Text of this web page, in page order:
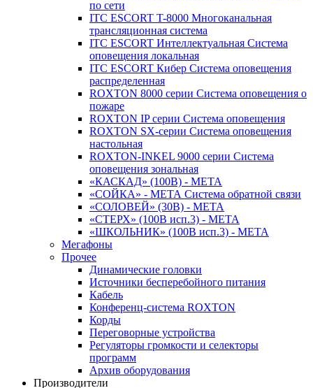
по сети
ITC ESCORT T-8000 Многоканальная
трансляционная система
ITC ESCORT Интеллектуальная Система
оповещения локальная
ITC ESCORT Кибер Система оповещения
распределенная
ROXTON 8000 серии Система оповещения о
пожаре
ROXTON IP серии Система оповещения
ROXTON SX-серии Система оповещения
настольная
ROXTON-INKEL 9000 серии Система
оповещения зональная
«КАСКАД» (100В) - МЕТА
«СОЙКА» - МЕТА Система обратной связи
«СОЛОВЕЙ» (30В) - МЕТА
«СТЕРХ» (100В исп.3) - МЕТА
«ШКОЛЬНИК» (100В исп.3) - МЕТА
Мегафоны
Прочее
Динамические головки
Источники бесперебойного питания
Кабель
Конференц-система ROXTON
Корды
Переговорные устройства
Регуляторы громкости и селекторы
программ
Архив оборудования
Производители